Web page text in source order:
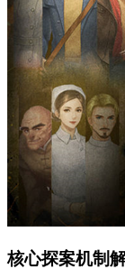
核心探案机制